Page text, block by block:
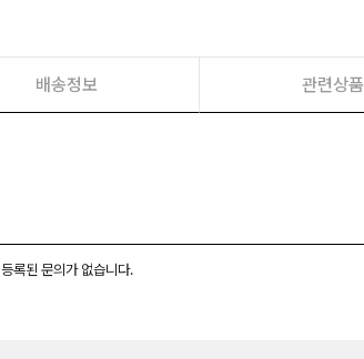
배송정보 관련상품
등록된 문의가 없습니다.